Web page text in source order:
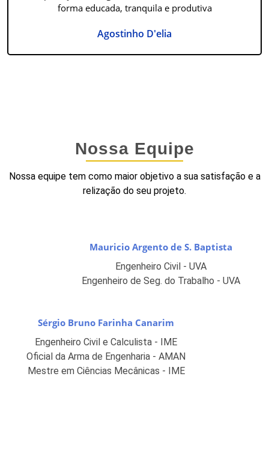
forma educada, tranquila e produtiva
Agostinho D'elia
Nossa Equipe
Nossa equipe tem como maior objetivo a sua satisfação e a
relização do seu projeto.
Mauricio Argento de S. Baptista
Engenheiro Civil - UVA
Engenheiro de Seg. do Trabalho - UVA
Sérgio Bruno Farinha Canarim
Engenheiro Civil e Calculista - IME
Oficial da Arma de Engenharia - AMAN
Mestre em Ciências Mecânicas - IME